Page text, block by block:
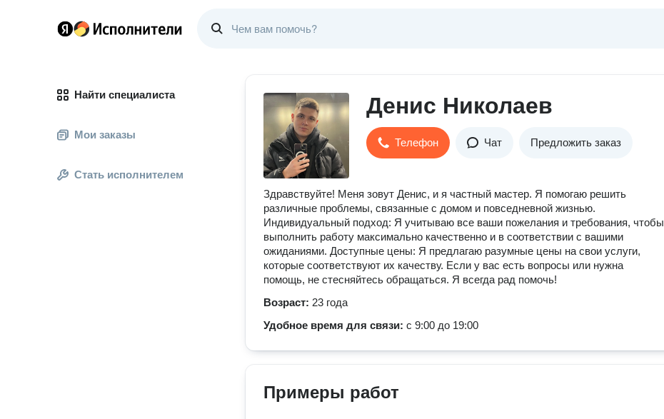
Найти специалиста
Мои заказы
Стать исполнителем
Денис Николаев
Телефон Чат Предложить заказ
Здравствуйте! Меня зовут Денис, и я частный мастер. Я помогаю решить
различные проблемы, связанные с домом и повседневной жизнью.
Индивидуальный подход: Я учитываю все ваши пожелания и требования, чтобы
выполнить работу максимально качественно и в соответствии с вашими
ожиданиями. Доступные цены: Я предлагаю разумные цены на свои услуги,
которые соответствуют их качеству. Если у вас есть вопросы или нужна
помощь, не стесняйтесь обращаться. Я всегда рад помочь!
Возраст: 23 года
Удобное время для связи: с 9:00 до 19:00
Примеры работ